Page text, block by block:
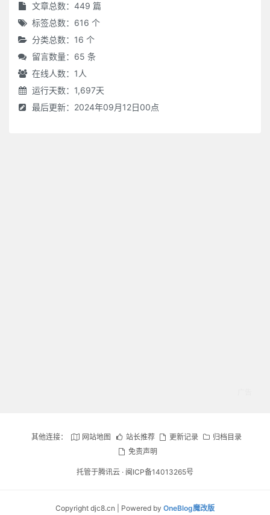
文章总数：449 篇
标签总数：616 个
分类总数：16 个
留言数量：65 条
在线人数： 1 人
运行天数：1,697天
最后更新：2024年09月12日00点
其他连接： 网站地图 站长推荐 更新记录
归档目录
免责声明
托管于腾讯云 · 闽ICP备14013265号
Copyright djc8.cn | Powered by OneBlog魔改版